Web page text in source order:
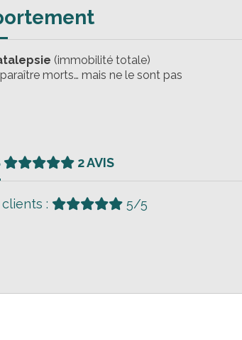
(immobilité totale)
morts… mais ne le sont pas
2 AVIS
:
5/5